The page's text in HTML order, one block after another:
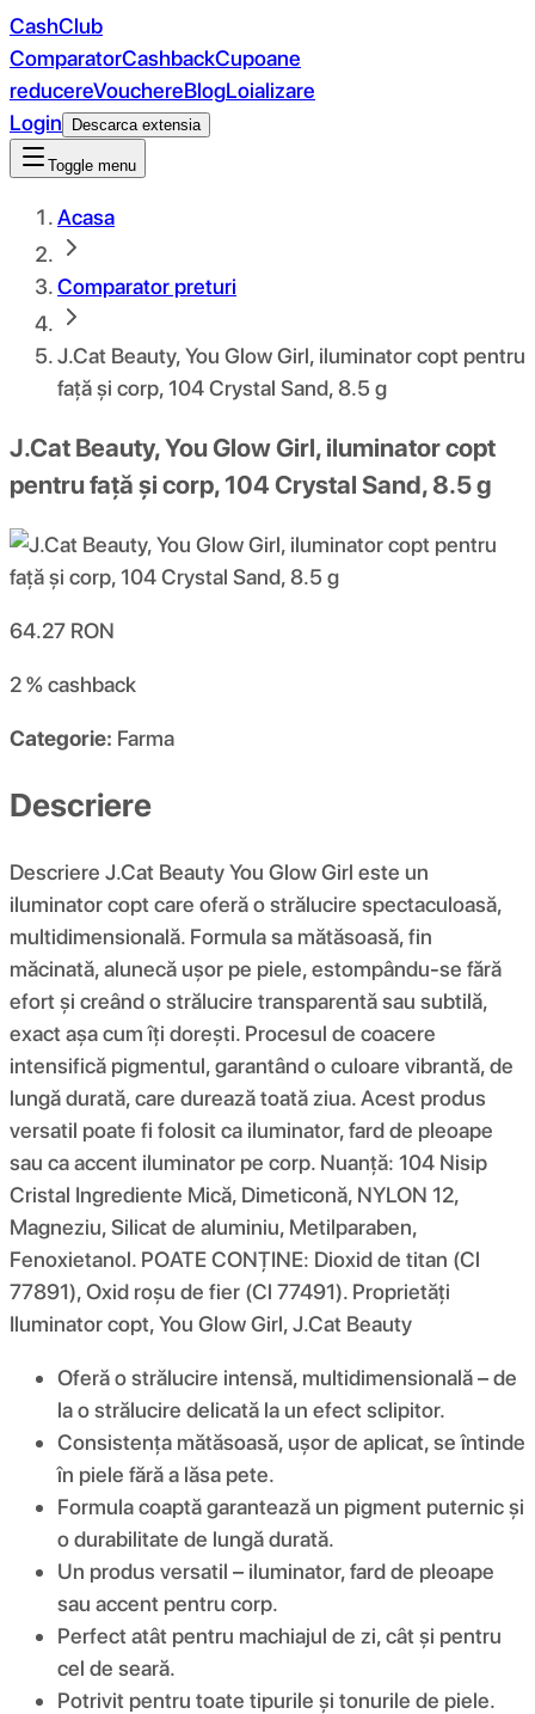
CashClub
ComparatorCashbackCupoane
reducereVouchereBlogLoializare
Login
Descarca extensia
Toggle menu
Acasa
Comparator preturi
J.Cat Beauty, You Glow Girl, iluminator copt pentru
față și corp, 104 Crystal Sand, 8.5 g
J.Cat Beauty, You Glow Girl, iluminator copt
pentru față și corp, 104 Crystal Sand, 8.5 g
64.27 RON
2 %cashback
Categorie: Farma
Descriere
Descriere J.Cat Beauty You Glow Girl este un
iluminator copt care oferă o strălucire spectaculoasă,
multidimensională. Formula sa mătăsoasă, fin
măcinată, alunecă ușor pe piele, estompându-se fără
efort și creând o strălucire transparentă sau subtilă,
exact așa cum îți dorești. Procesul de coacere
intensifică pigmentul, garantând o culoare vibrantă, de
lungă durată, care durează toată ziua. Acest produs
versatil poate fi folosit ca iluminator, fard de pleoape
sau ca accent iluminator pe corp. Nuanță: 104 Nisip
Cristal Ingrediente Mică, Dimeticonă, NYLON 12,
Magneziu, Silicat de aluminiu, Metilparaben,
Fenoxietanol. POATE CONȚINE: Dioxid de titan (Cl
77891), Oxid roșu de fier (Cl 77491). Proprietăți
Iluminator copt, You Glow Girl, J.Cat Beauty
Oferă o strălucire intensă, multidimensională – de
la o strălucire delicată la un efect sclipitor.
Consistența mătăsoasă, ușor de aplicat, se întinde
în piele fără a lăsa pete.
Formula coaptă garantează un pigment puternic și
o durabilitate de lungă durată.
Un produs versatil – iluminator, fard de pleoape
sau accent pentru corp.
Perfect atât pentru machiajul de zi, cât și pentru
cel de seară.
Potrivit pentru toate tipurile și tonurile de piele.